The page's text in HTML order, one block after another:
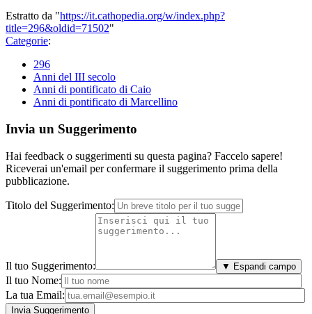
Estratto da "https://it.cathopedia.org/w/index.php?
title=296&oldid=71502"
Categorie:
296
Anni del III secolo
Anni di pontificato di Caio
Anni di pontificato di Marcellino
Invia un Suggerimento
Hai feedback o suggerimenti su questa pagina? Faccelo sapere!
Riceverai un'email per confermare il suggerimento prima della
pubblicazione.
Titolo del Suggerimento:
Il tuo Suggerimento: ▼ Espandi campo
Il tuo Nome:
La tua Email: